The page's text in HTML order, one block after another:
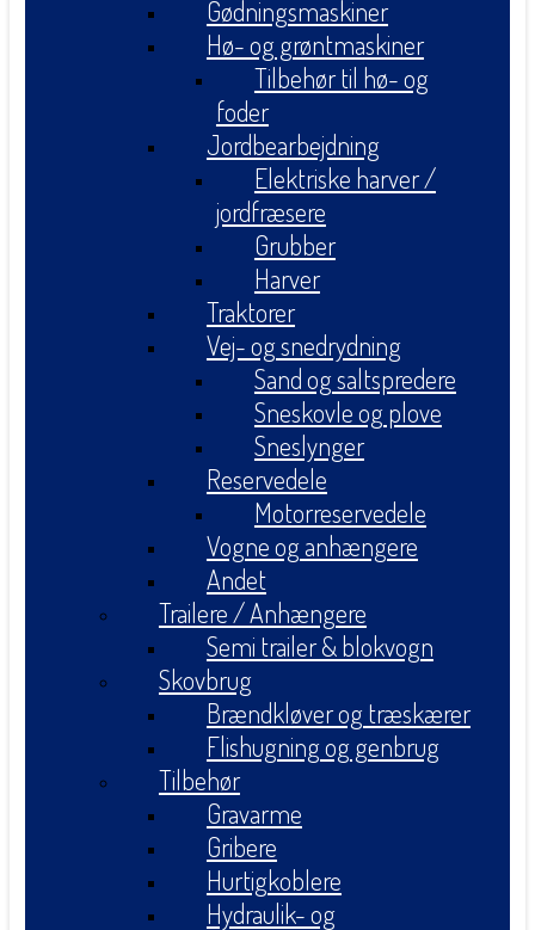
Gødningsmaskiner
Hø- og grøntmaskiner
Tilbehør til hø- og
foder
Jordbearbejdning
Elektriske harver /
jordfræsere
Grubber
Harver
Traktorer
Vej- og snedrydning
Sand og saltspredere
Sneskovle og plove
Sneslynger
Reservedele
Motorreservedele
Vogne og anhængere
Andet
Trailere / Anhængere
Semi trailer & blokvogn
Skovbrug
Brændkløver og træskærer
Flishugning og genbrug
Tilbehør
Gravarme
Gribere
Hurtigkoblere
Hydraulik- og